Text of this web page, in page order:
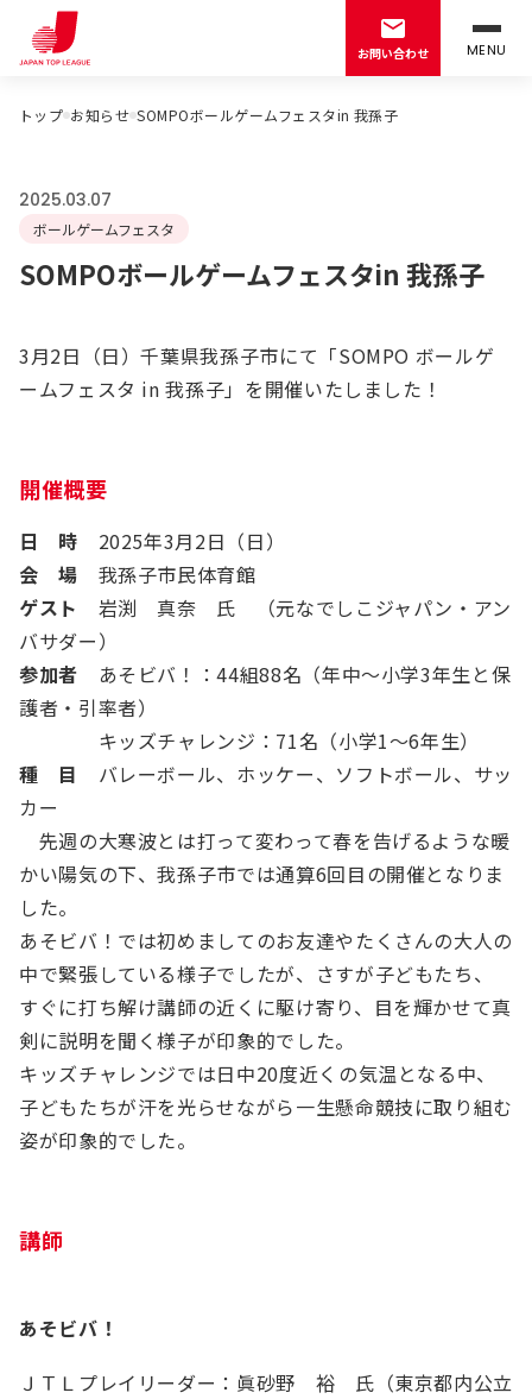
お問い合わせ MENU
トップ お知らせ SOMPOボールゲームフェスタin 我孫子
2025.03.07
ボールゲームフェスタ
SOMPOボールゲームフェスタin 我孫子
3月2日（日）千葉県我孫子市にて「SOMPO ボールゲ
ームフェスタ in 我孫子」を開催いたしました！
開催概要
日 時 2025年3月2日（日）
会 場 我孫子市民体育館
ゲスト
岩渕 真奈 氏 （元なでしこジャパン・アン
バサダー）
参加者 あそビバ！：44組88名（年中～小学3年生と保
護者・引率者）
キッズチャレンジ：71名（小学1～6年生）
種 目
バレーボール、ホッケー、ソフトボール、サッ
カー
先週の大寒波とは打って変わって春を告げるような暖
かい陽気の下、我孫子市では通算6回目の開催となりま
した。
あそビバ！では初めましてのお友達やたくさんの大人の
中で緊張している様子でしたが、さすが子どもたち、
すぐに打ち解け講師の近くに駆け寄り、目を輝かせて真
剣に説明を聞く様子が印象的でした。
キッズチャレンジでは日中20度近くの気温となる中、
子どもたちが汗を光らせながら一生懸命競技に取り組む
姿が印象的でした。
講師
あそビバ！
ＪＴＬプレイリーダー：眞砂野 裕 氏（東京都内公立